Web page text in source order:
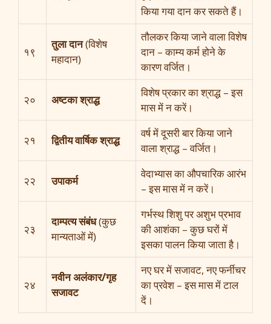
किया गया दान कर सकते हैं।
१९
तुला दान(विशेष
महादान)
तौलकर किया जाने वाला विशेष
दान – काम्य कर्म होने के
कारण वर्जित।
२० अष्टका श्राद्ध
विशेष प्रकार का श्राद्ध – इस
मास में न करें।
२१ द्वितीय वार्षिक श्राद्ध
वर्ष में दूसरी बार किया जाने
वाला श्राद्ध – वर्जित।
२२ उपाकर्म
वेदाभ्यास का औपचारिक आरंभ
– इस मास में न करें।
२३
दाम्पत्य संबंध(कुछ
मान्यताओं में)
गर्भस्थ शिशु पर अशुभ प्रभाव
की आशंका – कुछ घरों में
इसका पालन किया जाता है।
२४
नवीन अलंकार/गृह
सजावट
नए घर में सजावट, नए फर्नीचर
का प्रवेश – इस मास में टाल
दें।